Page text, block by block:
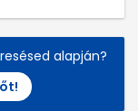
alapján?